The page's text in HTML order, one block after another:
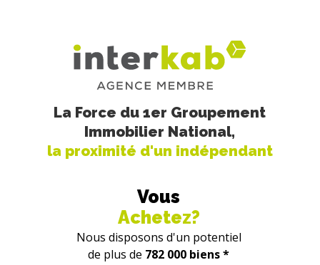
La Force du 1er Groupement
Immobilier National,
la proximité d'un indépendant
Vous
Achetez?
Nous disposons d'un potentiel
de plus de 782 000 biens *